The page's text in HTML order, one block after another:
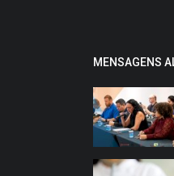
MENSAGENS